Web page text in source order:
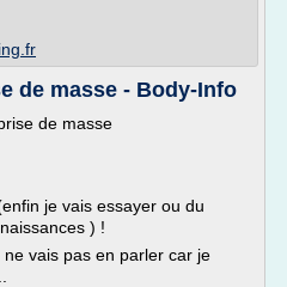
de masse - Body-Info
de masse
je vais essayer ou du
) !
vais pas en parler car je